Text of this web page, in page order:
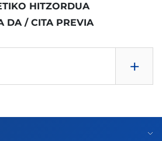
HITZORDUA
DA / CITA PREVIA
+